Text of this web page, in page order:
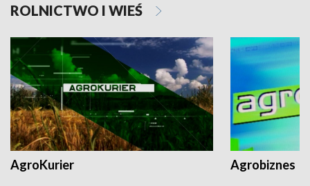
ROLNICTWO I WIEŚ
AgroKurier Agrobiznes